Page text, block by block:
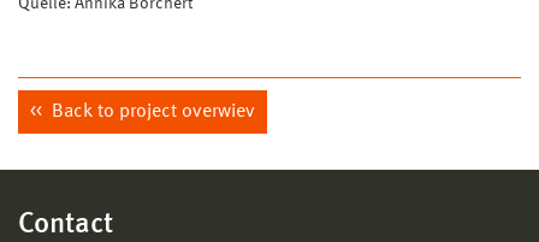
Quelle: Annika Borchert
Back to project overwiev
Contact